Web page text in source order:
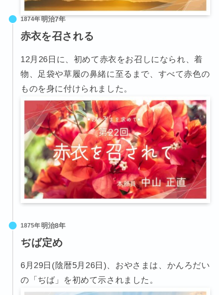
1874年
赤衣を召される
12月26日に、初めて赤衣をお召しになられ、着
物、足袋や草履の鼻緒に至るまで、すべて赤色の
ものを身に付けられました。
1875年
ぢば定め
6月29日(陰暦5月26日)、おやさまは、かんろだい
の「ぢば」を初めて示されました。